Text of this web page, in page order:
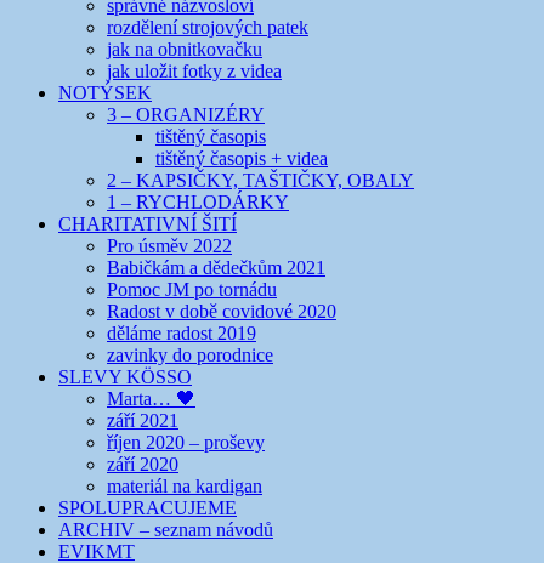
správné názvosloví
rozdělení strojových patek
jak na obnitkovačku
jak uložit fotky z videa
NOTÝSEK
3 – ORGANIZÉRY
tištěný časopis
tištěný časopis + videa
2 – KAPSIČKY, TAŠTIČKY, OBALY
1 – RYCHLODÁRKY
CHARITATIVNÍ ŠITÍ
Pro úsměv 2022
Babičkám a dědečkům 2021
Pomoc JM po tornádu
Radost v době covidové 2020
děláme radost 2019
zavinky do porodnice
SLEVY KÖSSO
Marta… 🖤
září 2021
říjen 2020 – proševy
září 2020
materiál na kardigan
SPOLUPRACUJEME
ARCHIV – seznam návodů
EVIKMT